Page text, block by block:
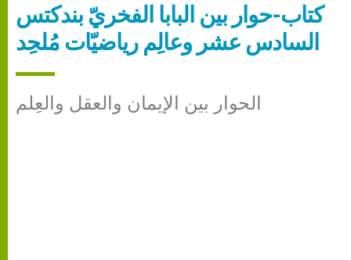
كتاب-حوار بين البابا الفخريّ بندكتس
السادس عشر وعالِم رياضيّات مُلحِد
الحوار بين الإيمان والعقل والعِلم